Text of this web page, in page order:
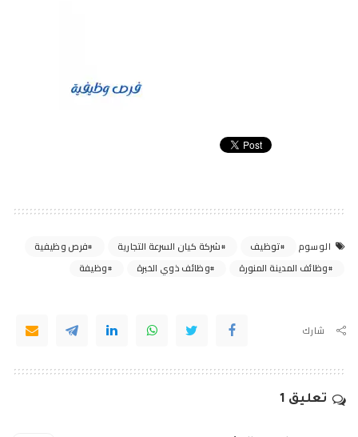
الوسوم توظيف شركة كيان السرعة التجارية
فرص وظيفية
وظائف المدينة المنورة
وظائف ذوي الخبرة وظيفة
شارك
تعليق 1